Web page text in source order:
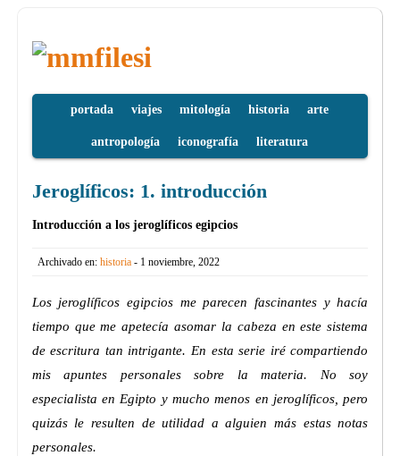
portada viajes mitología historia arte
antropología iconografía literatura
Jeroglíficos: 1. introducción
Introducción a los jeroglíficos egipcios
Archivado en: historia- 1 noviembre, 2022
Los jeroglíficos egipcios me parecen fascinantes y hacía
tiempo que me apetecía asomar la cabeza en este sistema
de escritura tan intrigante. En esta serie iré compartiendo
mis apuntes personales sobre la materia. No soy
especialista en Egipto y mucho menos en jeroglíficos, pero
quizás le resulten de utilidad a alguien más estas notas
personales.